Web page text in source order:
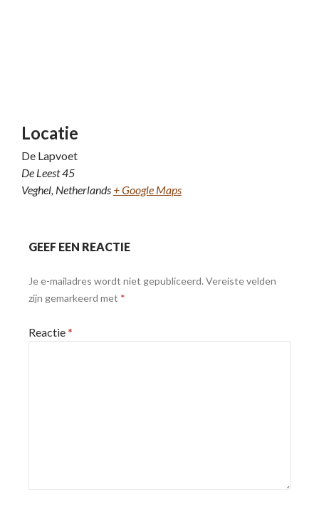
Locatie
De Lapvoet
De Leest 45
Veghel, Netherlands + Google Maps
GEEF EEN REACTIE
Je e-mailadres wordt niet gepubliceerd. Vereiste velden
zijn gemarkeerd met *
Reactie*